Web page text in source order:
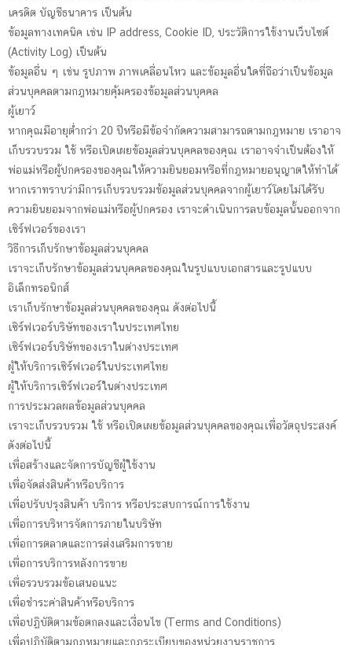
เครดิต บัญชีธนาคาร เป็นต้น
ข้อมูลทางเทคนิค เช่น IP address, Cookie ID, ประวัติการใช้งานเว็บไซต์
(Activity Log) เป็นต้น
ข้อมูลอื่น ๆ เช่น รูปภาพ ภาพเคลื่อนไหว และข้อมูลอื่นใดที่ถือว่าเป็นข้อมูล
ส่วนบุคคลตามกฎหมายคุ้มครองข้อมูลส่วนบุคคล
ผู้เยาว์
หากคุณมีอายุต่ำกว่า 20 ปีหรือมีข้อจำกัดความสามารถตามกฎหมาย เราอาจ
เก็บรวบรวม ใช้ หรือเปิดเผยข้อมูลส่วนบุคคลของคุณ เราอาจจำเป็นต้องให้
พ่อแม่หรือผู้ปกครองของคุณให้ความยินยอมหรือที่กฎหมายอนุญาตให้ทำได้
หากเราทราบว่ามีการเก็บรวบรวมข้อมูลส่วนบุคคลจากผู้เยาว์โดยไม่ได้รับ
ความยินยอมจากพ่อแม่หรือผู้ปกครอง เราจะดำเนินการลบข้อมูลนั้นออกจาก
เซิร์ฟเวอร์ของเรา
วิธีการเก็บรักษาข้อมูลส่วนบุคคล
เราจะเก็บรักษาข้อมูลส่วนบุคคลของคุณในรูปแบบเอกสารและรูปแบบ
อิเล็กทรอนิกส์
เราเก็บรักษาข้อมูลส่วนบุคคลของคุณ ดังต่อไปนี้
เซิร์ฟเวอร์บริษัทของเราในประเทศไทย
เซิร์ฟเวอร์บริษัทของเราในต่างประเทศ
ผู้ให้บริการเซิร์ฟเวอร์ในประเทศไทย
ผู้ให้บริการเซิร์ฟเวอร์ในต่างประเทศ
การประมวลผลข้อมูลส่วนบุคคล
เราจะเก็บรวบรวม ใช้ หรือเปิดเผยข้อมูลส่วนบุคคลของคุณเพื่อวัตถุประสงค์
ดังต่อไปนี้
เพื่อสร้างและจัดการบัญชีผู้ใช้งาน
เพื่อจัดส่งสินค้าหรือบริการ
เพื่อปรับปรุงสินค้า บริการ หรือประสบการณ์การใช้งาน
เพื่อการบริหารจัดการภายในบริษัท
เพื่อการตลาดและการส่งเสริมการขาย
เพื่อการบริการหลังการขาย
เพื่อรวบรวมข้อเสนอแนะ
เพื่อชำระค่าสินค้าหรือบริการ
เพื่อปฏิบัติตามข้อตกลงและเงื่อนไข (Terms and Conditions)
เพื่อปฏิบัติตามกฎหมายและกฎระเบียบของหน่วยงานราชการ